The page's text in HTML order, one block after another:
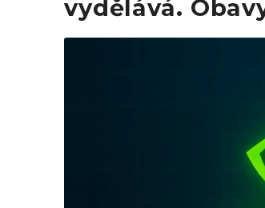
vydělává.
Obrázek